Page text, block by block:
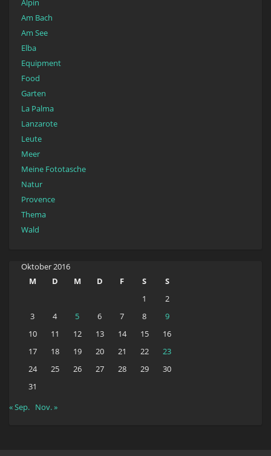
Alpin
Am Bach
Am See
Elba
Equipment
Food
Garten
La Palma
Lanzarote
Leute
Meer
Meine Fototasche
Natur
Provence
Thema
Wald
Oktober 2016
M
D M D F S
S
1
2
3
4 5 6 7 8
9
10
11 12 13 14 15
16
17
18 19 20 21 22
23
24
25 26 27 28 29
30
31
« Sep. Nov. »